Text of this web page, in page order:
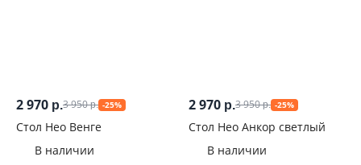
2 970 р.3 950р. -25%
Стол Нео Венге
В наличии
2 970 р.3 950р. -25%
Стол Нео Анкор светлый
В наличии